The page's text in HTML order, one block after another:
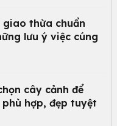
giao thừa chuẩn
lưu ý việc cúng
cây cảnh để
hợp, đẹp tuyệt